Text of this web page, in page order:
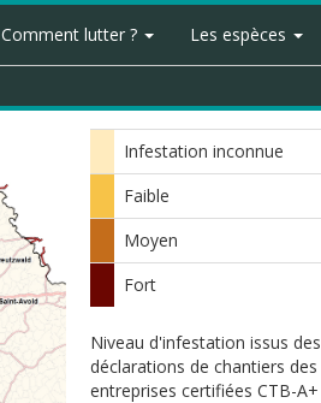
Comment lutter ? Les espèces
Infestation inconnue
Faible
Moyen
Fort
Niveau d'infestation issus des
déclarations de chantiers des
entreprises certifiées CTB-A+